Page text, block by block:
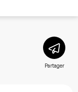
Partager